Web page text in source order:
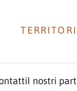
I nostri